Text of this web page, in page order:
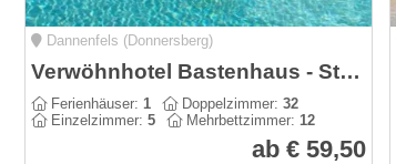
Dannenfels (Donnersberg)
Verwöhnhotel Bastenhaus - Stollhof Hotel-Restaurant
Ferienhäuser:1 Doppelzimmer:32
Einzelzimmer:5 Mehrbettzimmer:12
ab € 59,50